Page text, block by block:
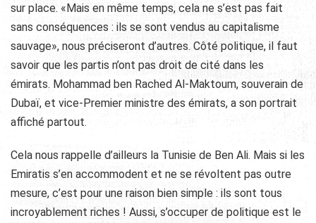
sur place. «Mais en même temps, cela ne s’est pas fait
sans conséquences : ils se sont vendus au capitalisme
sauvage», nous préciseront d’autres. Côté politique, il faut
savoir que les partis n’ont pas droit de cité dans les
émirats. Mohammad ben Rached Al-Maktoum, souverain de
Dubaï, et vice-Premier ministre des émirats, a son portrait
affiché partout.
Cela nous rappelle d’ailleurs la Tunisie de Ben Ali. Mais si les
Emiratis s’en accommodent et ne se révoltent pas outre
mesure, c’est pour une raison bien simple : ils sont tous
incroyablement riches ! Aussi, s’occuper de politique est le